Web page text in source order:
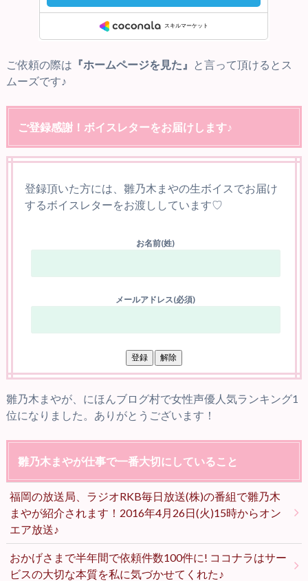
ご依頼の際は 『ホームページを見た』
と言って頂けるとス
ムーズです♪
ご登録感謝！ボイスレターをお届けします♪
登録頂いた方には、雛乃木まやの生ボイスでお届け
するボイスレターをお渡ししています♡
お名前(姓)
メールアドレス(必須)
雛乃木まやが、にほんブログ村で女性声優人気ランキング1
位になりました。ありがとうございます！
雛乃木まやが仕事で一番大切にしていること
福岡の放送局、ラジオRKB毎日放送(株)の番組で雛乃木
まやが紹介されます！2016年4月26日(火)15時からオン
エア放送♪
おかげさまで半年間で依頼件数100件に! ココナラはサー
ビスの大切な本質を私に気づかせてくれた♪